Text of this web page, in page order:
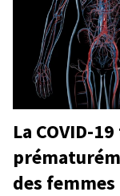
La COVID-
des femmes